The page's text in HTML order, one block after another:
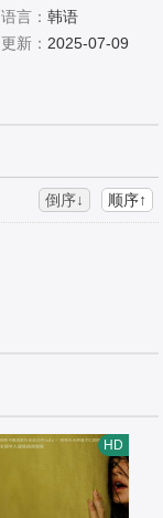
语言： 韩语
更新： 2025-07-09
倒序↓ 顺序↑
HD